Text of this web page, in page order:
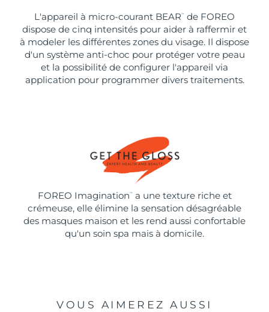
L'appareil à micro-courant BEAR ™
de FOREO
dispose de cinq intensités pour aider à raffermir et
à modeler les différentes zones du visage. Il dispose
d'un système anti-choc pour protéger votre peau
et la possibilité de configurer l'appareil via
application pour programmer divers traitements.
FOREO Imagination ™
a une texture riche et
crémeuse, elle élimine la sensation désagréable
des masques maison et les rend aussi confortable
qu'un soin spa mais à domicile.
VOUS AIMEREZ AUSSI